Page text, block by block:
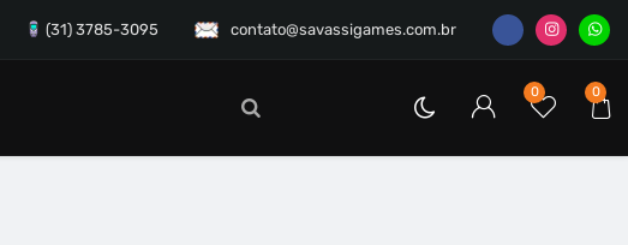
contato@savassigames.com.br
(31) 3785-3095
0
0